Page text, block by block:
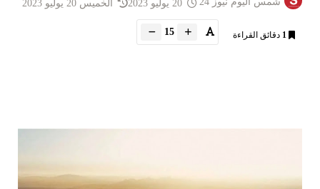
الخميس 20 يوليو 2023
1 دقائق القراءة 15